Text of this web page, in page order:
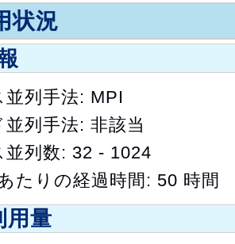
状況
並列手法: MPI
並列手法: 非該当
並列数: 32 - 1024
たりの経過時間: 50 時間
用量